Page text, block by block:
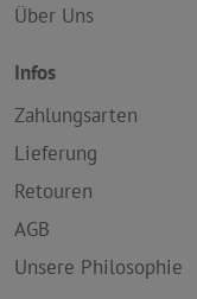
Über Uns
Infos
Zahlungsarten
Lieferung
Retouren
AGB
Unsere Philosophie